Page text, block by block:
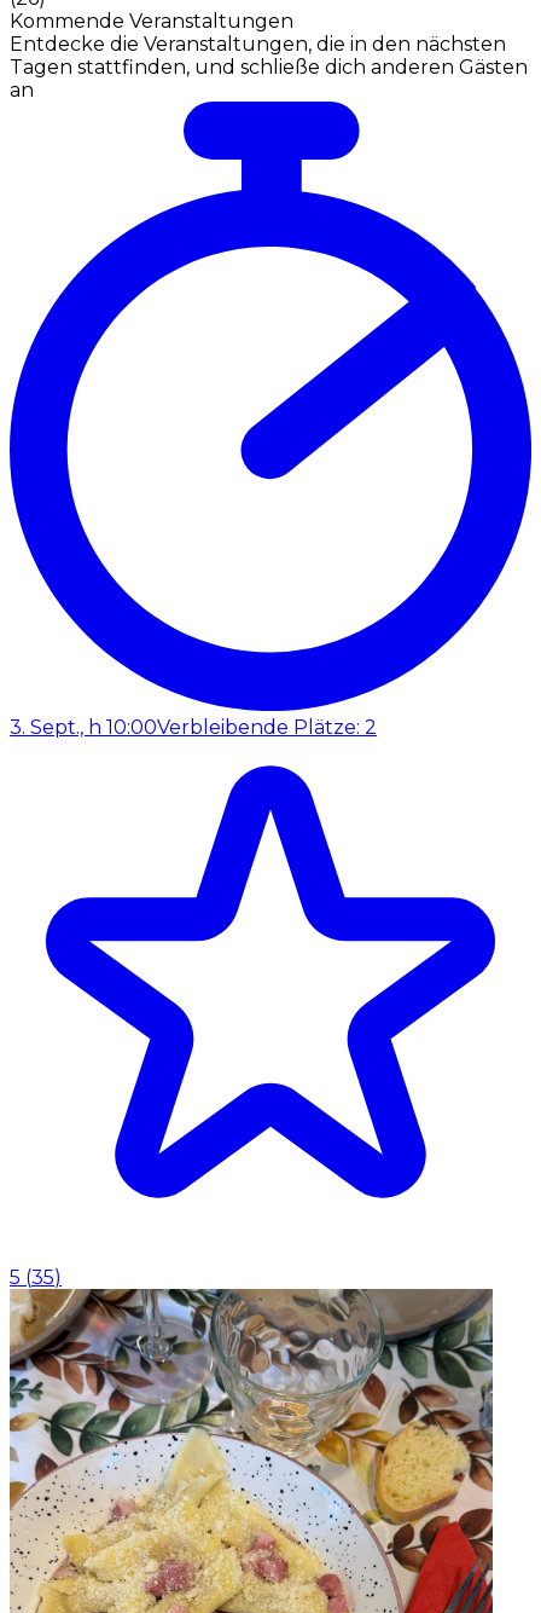
Kommende Veranstaltungen
Entdecke die Veranstaltungen, die in den nächsten
Tagen stattfinden, und schließe dich anderen Gästen
an
3. Sept., h 10:00Verbleibende Plätze: 2
5 (35)